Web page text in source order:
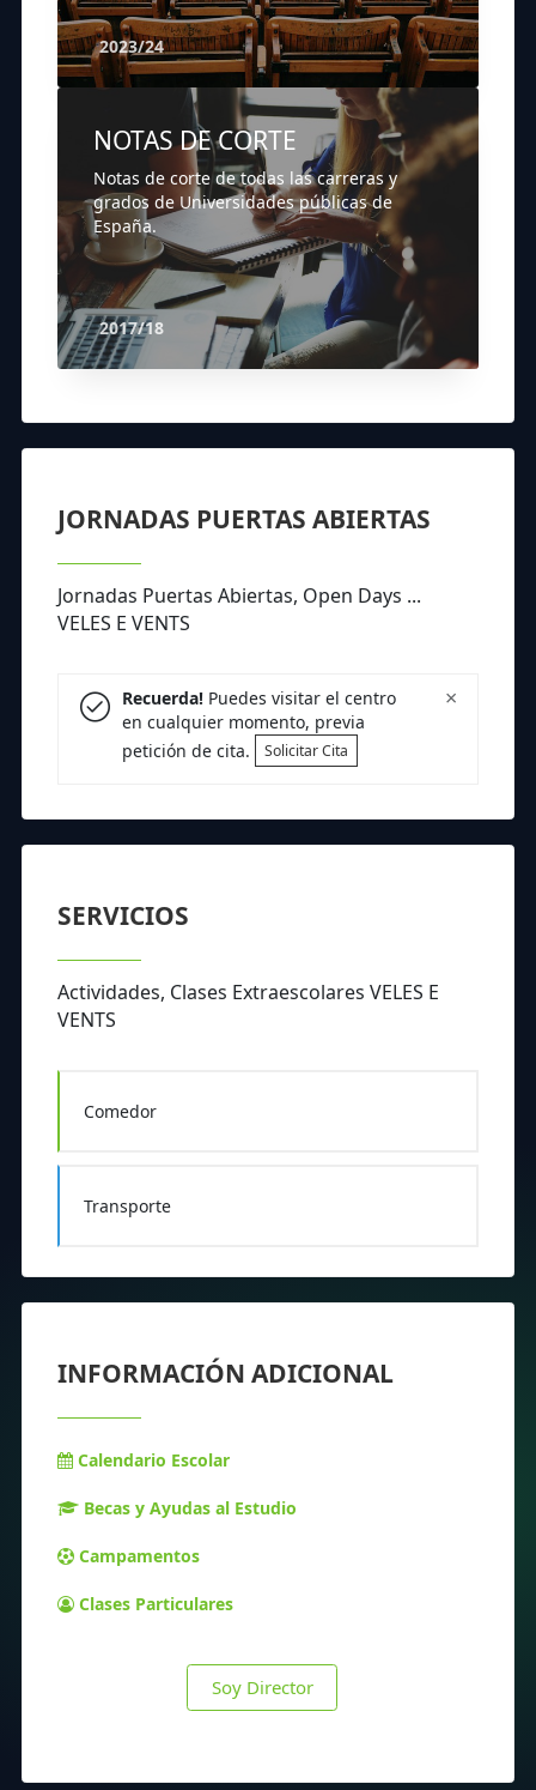
2023/24
NOTAS DE CORTE
Notas de corte de todas las carreras y
grados de Universidades públicas de
España.
2017/18
JORNADAS PUERTAS ABIERTAS
Jornadas Puertas Abiertas, Open Days ...
VELES E VENTS
×
Recuerda!Puedes visitar el centro
en cualquier momento, previa
petición de cita.
Solicitar Cita
SERVICIOS
Actividades, Clases Extraescolares VELES E
VENTS
Comedor
Transporte
INFORMACIÓN ADICIONAL
Calendario Escolar
Becas y Ayudas al Estudio
Campamentos
Clases Particulares
Soy Director